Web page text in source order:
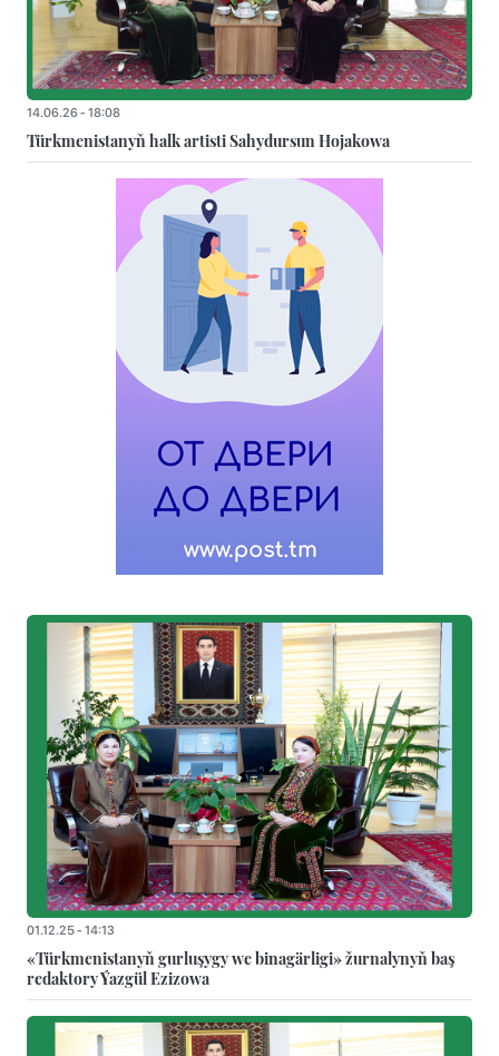
14.06.26 - 18:08
Türkmenistanyň halk artisti Sahydursun Hojakowa
01.12.25 - 14:13
«Türkmenistanyň gurluşygy we binagärligi» žurnalynyň baş
redaktory Ýazgül Ezizowa